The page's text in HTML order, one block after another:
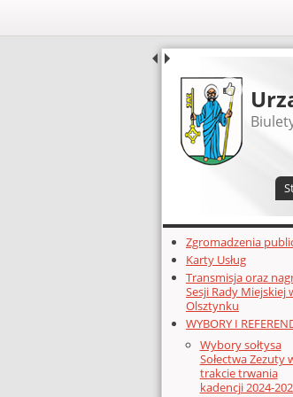
Dodatkowe
Zgromadzenia
Karty Usług
Transmisja oraz
Sesji Rady Miejskiej
Olsztynku
WYBORY I
Wybory sołtysa
Sołectwa Zezuty
trakcie trwania
kadencji 2024-